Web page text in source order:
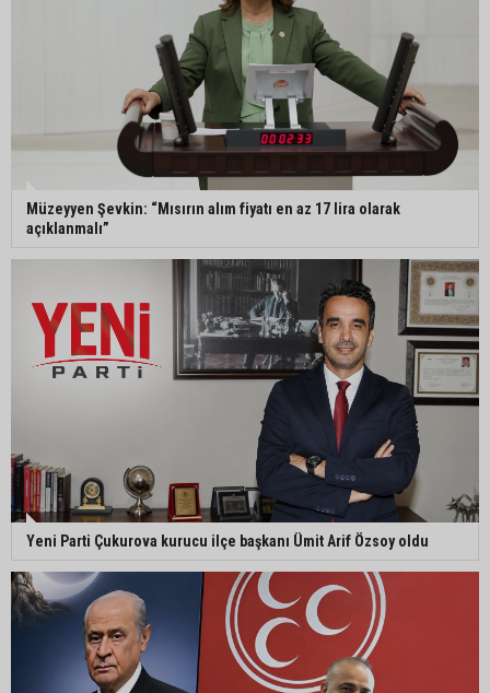
Müzeyyen Şevkin: “Mısırın alım fiyatı en az 17 lira olarak
açıklanmalı”
Yeni Parti Çukurova kurucu ilçe başkanı Ümit Arif Özsoy oldu